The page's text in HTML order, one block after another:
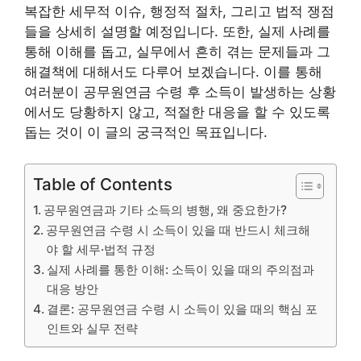
복잡한 세무적 이슈, 행정적 절차, 그리고 법적 쟁점
들을 상세히 설명할 예정입니다. 또한, 실제 사례를
통해 이해를 돕고, 실무에서 흔히 겪는 문제들과 그
해결책에 대해서도 다루어 보겠습니다. 이를 통해
여러분이 공무원연금 수령 후 소득이 발생하는 상황
에서도 당황하지 않고, 적절한 대응을 할 수 있도록
돕는 것이 이 글의 궁극적인 목표입니다.
Table of Contents
공무원연금과 기타 소득의 병행, 왜 중요한가?
공무원연금 수령 시 소득이 있을 때 반드시 체크해
야 할 세무·법적 규정
실제 사례를 통한 이해: 소득이 있을 때의 주의점과
대응 방안
결론: 공무원연금 수령 시 소득이 있을 때의 핵심 포
인트와 실무 전략